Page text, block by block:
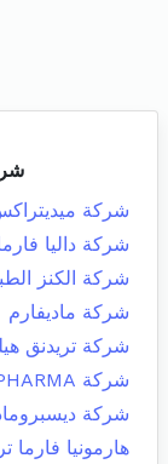
شركة
شركة داليا
شركة الكنز
شركة ماديفارم
شركة تريدنق
شركة EXCEL- PHARMA ش م م
شركة
هارمونيا فارما